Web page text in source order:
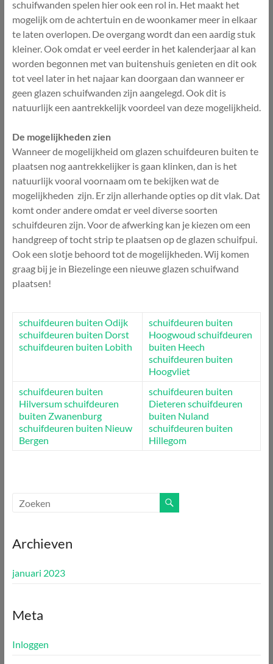
schuifwanden spelen hier ook een rol in. Het maakt het
mogelijk om de achtertuin en de woonkamer meer in elkaar
te laten overlopen. De overgang wordt dan een aardig stuk
kleiner. Ook omdat er veel eerder in het kalenderjaar al kan
worden begonnen met van buitenshuis genieten en dit ook
tot veel later in het najaar kan doorgaan dan wanneer er
geen glazen schuifwanden zijn aangelegd. Ook dit is
natuurlijk een aantrekkelijk voordeel van deze mogelijkheid.
De mogelijkheden zien
Wanneer de mogelijkheid om glazen schuifdeuren buiten te
plaatsen nog aantrekkelijker is gaan klinken, dan is het
natuurlijk vooral voornaam om te bekijken wat de
mogelijkheden zijn. Er zijn allerhande opties op dit vlak. Dat
komt onder andere omdat er veel diverse soorten
schuifdeuren zijn. Voor de afwerking kan je kiezen om een
handgreep of tocht strip te plaatsen op de glazen schuifpui.
Ook een slotje behoord tot de mogelijkheden. Wij komen
graag bij je in Biezelinge een nieuwe glazen schuifwand
plaatsen!
schuifdeuren buiten Odijk
schuifdeuren buiten Dorst
schuifdeuren buiten Lobith
schuifdeuren buiten
Hoogwoud schuifdeuren
buiten Heech
schuifdeuren buiten
Hoogvliet
schuifdeuren buiten
Hilversumschuifdeuren
buiten Zwanenburg
schuifdeuren buiten Nieuw
Bergen
schuifdeuren buiten
Dieteren schuifdeuren
buiten Nuland
schuifdeuren buiten
Hillegom
Archieven
januari 2023
Meta
Inloggen